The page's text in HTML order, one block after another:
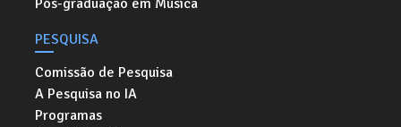
Pós-graduação em Música
PESQUISA
Comissão de Pesquisa
A Pesquisa no IA
Programas